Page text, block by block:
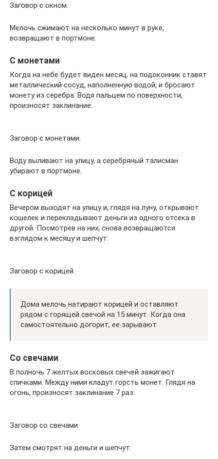
Заговор с окном.
Мелочь сжимают на несколько минут в руке,
возвращают в портмоне.
С монетами
Когда на небе будет виден месяц, на подоконник ставят
металлический сосуд, наполненную водой, и бросают
монету из серебра. Водя пальцем по поверхности,
произносят заклинание:
Заговор с монетами.
Воду выливают на улицу, а серебряный талисман
убирают в портмоне.
С корицей
Вечером выходят на улицу и, глядя на луну, открывают
кошелек и перекладывают деньги из одного отсека в
другой. Посмотрев на них, снова возвращаются
взглядом к месяцу и шепчут:
Заговор с корицей.
Дома мелочь натирают корицей и оставляют
рядом с горящей свечой на 15 минут. Когда она
самостоятельно догорит, ее зарывают.
Со свечами
В полночь 7 желтых восковых свечей зажигают
спичками. Между ними кладут горсть монет. Глядя на
огонь, произносят заклинание 7 раз:
Заговор со свечами.
Затем смотрят на деньги и шепчут: